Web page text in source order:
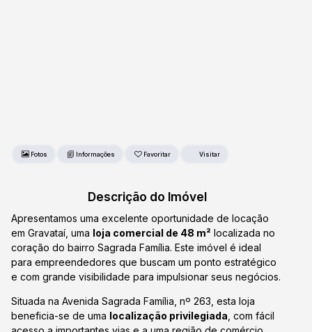
Fotos Favoritar
Descrição do Imóvel
Apresentamos uma excelente oportunidade de locação
em Gravataí, uma loja comercial de 48 m² localizada no
coração do bairro Sagrada Família. Este imóvel é ideal
para empreendedores que buscam um ponto estratégico
e com grande visibilidade para impulsionar seus negócios.
Situada na Avenida Sagrada Família, nº 263, esta loja
beneficia-se de uma localização privilegiada , com fácil